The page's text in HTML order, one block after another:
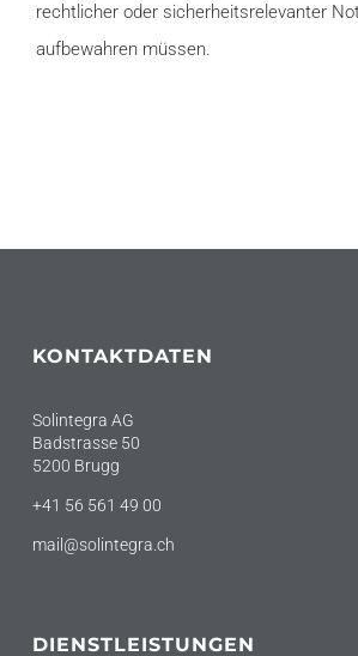
rechtlicher oder sicherheitsrelevanter
aufbewahren müssen.
KONTAKTDATEN
Solintegra AG
Badstrasse 50
5200 Brugg
+41 56 561 49 00
mail@solintegra.ch
DIENSTLEISTUNGEN